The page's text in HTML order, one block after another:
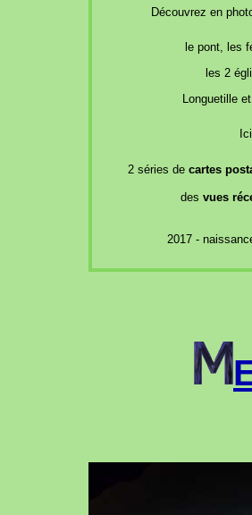
Découvrez en
le pont, les
les 2
Longuetille
2 séries de cartes
des vues
2017 -